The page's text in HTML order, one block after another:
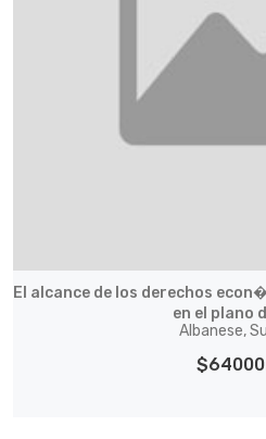
El alcance de los derechos
en el plano
Albanese,